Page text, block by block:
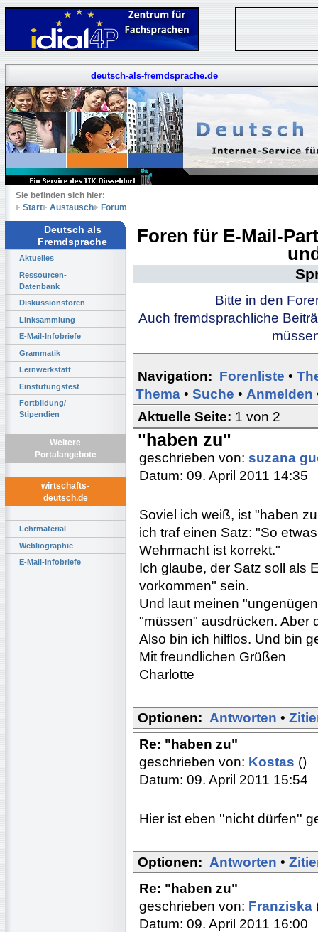
deutsch-als-fremdsprache.de
Sie befinden sich hier:
Start
Austausch Forum
Deutsch als
Fremdsprache
Aktuelles
Ressourcen-
Datenbank
Diskussionsforen
Linksammlung
E-Mail-Infobriefe
Grammatik
Lernwerkstatt
Einstufungstest
Fortbildung/
Stipendien
Weitere
Portalangebote
wirtschafts-
deutsch.de
Lehrmaterial
Webliographie
E-Mail-Infobriefe
Foren für E-Mail-
Bitte in den
Auch fremdsprachliche
Navigation: Forenliste •
Thema • Suche • Anmelden
Aktuelle Seite: 1 von 2
"haben zu"
geschrieben von: suzana
Datum: 09. April 2011 14:35
Soviel ich weiß, ist "haben
ich traf einen Satz: "So
Wehrmacht ist korrekt."
Ich glaube, der Satz soll als
vorkommen" sein.
Und laut meinen
"müssen" ausdrücken. Aber
Also bin ich hilflos. Und bin
Mit freundlichen Grüßen
Charlotte
Optionen: Antworten •
Re: "haben zu"
geschrieben von: Kostas ()
Datum: 09. April 2011 15:54
Hier ist eben ''nicht dürfen''
Optionen: Antworten •
Re: "haben zu"
geschrieben von: Franziska
Datum: 09. April 2011 16:00